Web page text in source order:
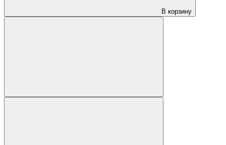
В корзину